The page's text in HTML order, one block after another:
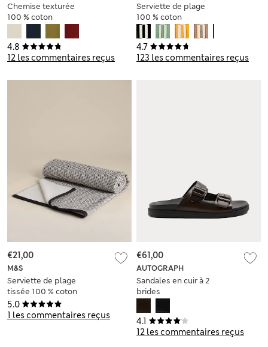
4.8
12 les commentaires reçus
Chemise texturée
100 % coton
4.7
123 les commentaires reçus
Serviette de plage
100 % coton
résistante au sable
5.0
1 les commentaires reçus
M&S
Serviette de plage
tissée 100 % coton
€21,00
4.1
12 les commentaires reçus
AUTOGRAPH
Sandales en cuir à 2
brides
€61,00